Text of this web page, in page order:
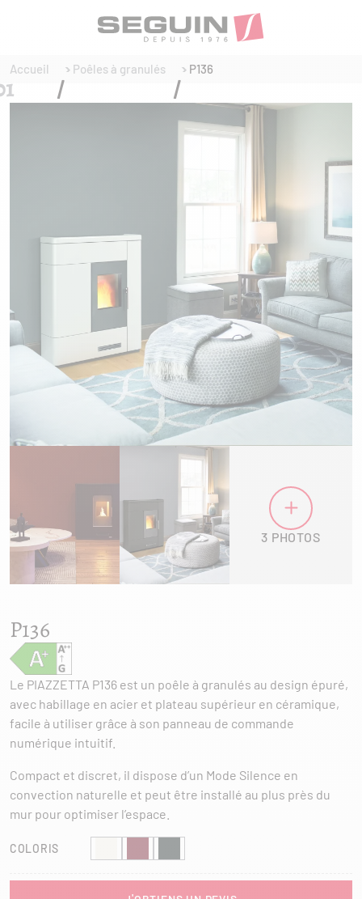
Accueil Poêles à granulés P136
3 PHOTOS
P136
Le PIAZZETTA P136 est un poêle à granulés au design épuré,
avec habillage en acier et plateau supérieur en céramique,
facile à utiliser grâce à son panneau de commande
numérique intuitif.
Compact et discret, il dispose d’un Mode Silence en
convection naturelle et peut être installé au plus près du
mur pour optimiser l’espace.
COLORIS